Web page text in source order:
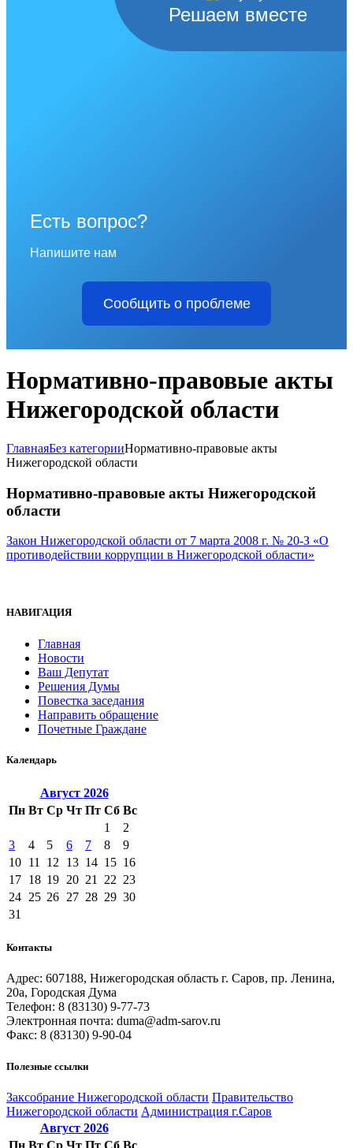
Решаем вместе
Есть вопрос?
Напишите нам
Сообщить о проблеме
Нормативно-правовые акты
Нижегородской области
ГлавнаяБез категорииНормативно-правовые акты
Нижегородской области
Нормативно-правовые акты Нижегородской
области
Закон Нижегородской области от 7 марта 2008 г. № 20-З «О
противодействии коррупции в Нижегородской области»
НАВИГАЦИЯ
Главная
Новости
Ваш Депутат
Решения Думы
Повестка заседания
Направить обращение
Почетные Граждане
Календарь
Август 2026
Пн Вт Ср Чт Пт Сб Вс
1
2
3
4 5 6 7 8
9
10 11 12 13 14 15 16
17 18 19 20 21 22 23
24 25 26 27 28 29 30
31
Контакты
Адрес: 607188, Нижегородская область г. Саров, пр. Ленина,
20а, Городская Дума
Телефон: 8 (83130) 9-77-73
Электронная почта: duma@adm-sarov.ru
Факс: 8 (83130) 9-90-04
Полезные ссылки
Закcобрание Нижегородской области Правительство
Нижегородской области Администрация г.Саров
Август 2026
Пн Вт Ср Чт Пт Сб Вс